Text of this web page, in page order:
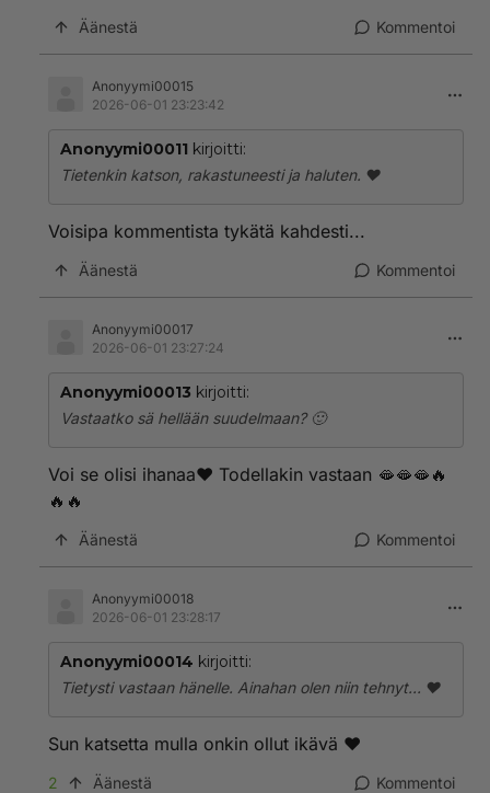
Äänestä Kommentoi
Anonyymi00015
2026-06-01 23:23:42
Anonyymi00011 kirjoitti:
Tietenkin katson, rakastuneesti ja haluten. ❤️
Voisipa kommentista tykätä kahdesti...
Äänestä Kommentoi
Anonyymi00017
2026-06-01 23:27:24
Anonyymi00013 kirjoitti:
Vastaatko sä hellään suudelmaan? 🙂
Voi se olisi ihanaa❤️ Todellakin vastaan 🫦🫦🫦🔥
🔥🔥
Äänestä Kommentoi
Anonyymi00018
2026-06-01 23:28:17
Anonyymi00014 kirjoitti:
Tietysti vastaan hänelle. Ainahan olen niin tehnyt... ❤️
Sun katsetta mulla onkin ollut ikävä ❤️
2 Äänestä Kommentoi